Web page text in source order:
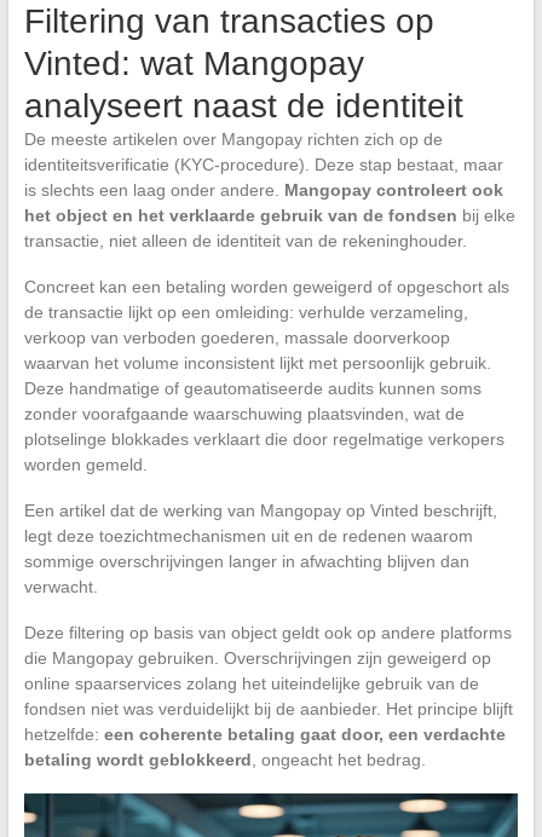
Filtering van transacties op
Vinted: wat Mangopay
analyseert naast de identiteit
De meeste artikelen over Mangopay richten zich op de
identiteitsverificatie (KYC-procedure). Deze stap bestaat, maar
is slechts een laag onder andere. Mangopay controleert ook
het object en het verklaarde gebruik van de fondsen bij elke
transactie, niet alleen de identiteit van de rekeninghouder.
Concreet kan een betaling worden geweigerd of opgeschort als
de transactie lijkt op een omleiding: verhulde verzameling,
verkoop van verboden goederen, massale doorverkoop
waarvan het volume inconsistent lijkt met persoonlijk gebruik.
Deze handmatige of geautomatiseerde audits kunnen soms
zonder voorafgaande waarschuwing plaatsvinden, wat de
plotselinge blokkades verklaart die door regelmatige verkopers
worden gemeld.
Een artikel dat de werking van Mangopay op Vinted beschrijft,
legt deze toezichtmechanismen uit en de redenen waarom
sommige overschrijvingen langer in afwachting blijven dan
verwacht.
Deze filtering op basis van object geldt ook op andere platforms
die Mangopay gebruiken. Overschrijvingen zijn geweigerd op
online spaarservices zolang het uiteindelijke gebruik van de
fondsen niet was verduidelijkt bij de aanbieder. Het principe blijft
hetzelfde: een coherente betaling gaat door, een verdachte
betaling wordt geblokkeerd , ongeacht het bedrag.